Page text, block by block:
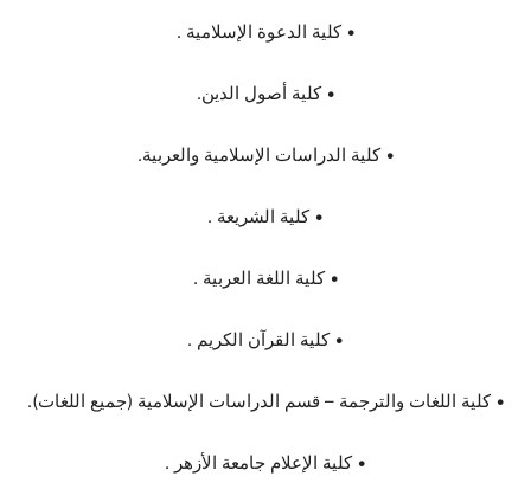
• كلية الدعوة الإسلامية .
• كلية أصول الدين.
• كلية الدراسات الإسلامية والعربية.
• كلية الشريعة .
• كلية اللغة العربية .
• كلية القرآن الكريم .
• كلية اللغات والترجمة – قسم الدراسات الإسلامية (جميع اللغات).
• كلية الإعلام جامعة الأزهر .